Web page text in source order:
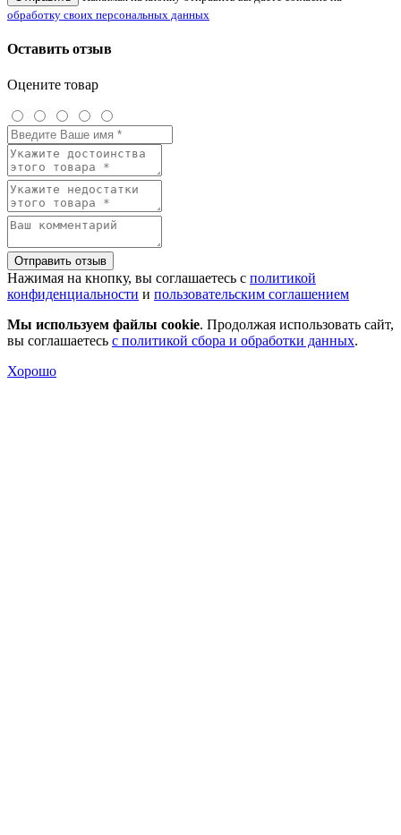
обработку своих персональных данных
Оставить отзыв
Оцените товар
Отправить отзыв
Нажимая на кнопку, вы соглашаетесь с политикой
конфиденциальности и пользовательским соглашением
Мы используем файлы cookie. Продолжая использовать сайт,
вы соглашаетесь с политикой сбора и обработки данных.
Хорошо